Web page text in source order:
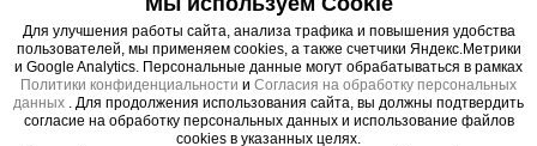
Вышка-тура ВСП Промышленник 0.7х1.6, 4.0 м
легко собирается без необходимости
использования специального инструмента (все
элементы соединяются флажковыми
механизмами). Ее просто перемещать по объекту
Для улучшения работы сайта, анализа трафика и повышения удобства
пользователей, мы применяем cookies, а также счетчики Яндекс.Метрики
и Google Analytics. Персональные данные могут обрабатываться в рамках
Политики конфиденциальности и Согласия на обработку персональных
данных
. Для продолжения использования сайта, вы должны подтвердить
согласие на обработку персональных данных и использование файлов
cookies в указанных целях.